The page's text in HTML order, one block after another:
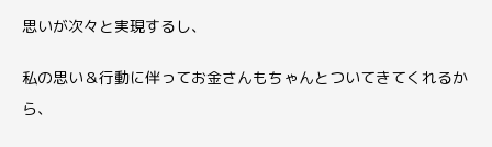
思いが次々と実現するし、
私の思い＆行動に伴ってお金さんもちゃんとついてきてくれるか
ら、